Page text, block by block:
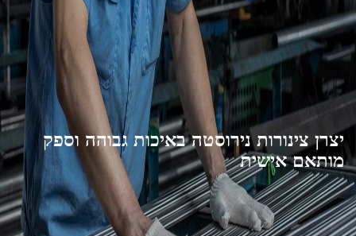
יצרן צינורות נירוסטה באיכות גבוהה וספק
מותאם אישית